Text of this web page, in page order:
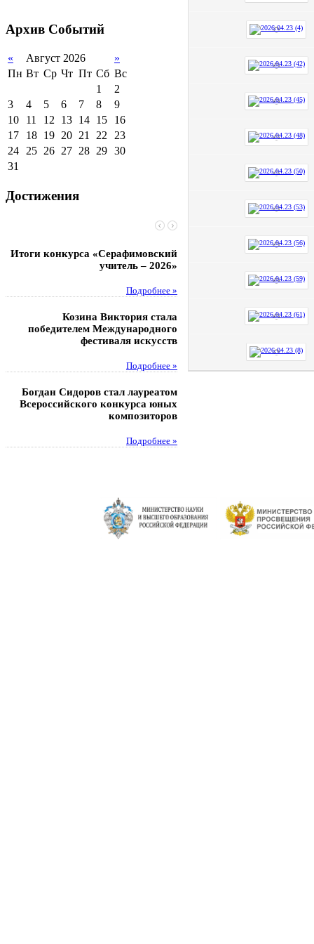
поддержки обучающихся
сотрудничество
Организация питания в
образовательной
организации
Архив Событий
« Август 2026
»
Пн Вт Ср Чт Пт Сб Вс
1
2
3
4 5 6 7 8
9
10
11 12 13 14 15
16
17
18 19 20 21 22 23
24 25 26 27 28 29 30
31
Достижения
Итоги конкурса «Серафимовский
учитель – 2026»
Подробнее »
Козина Виктория стала
победителем Международного
фестиваля искусств
Подробнее »
Богдан Сидоров стал лауреатом
Всероссийского конкурса юных
композиторов
Подробнее »
Чебаненко Глеб стал
Музафаров Пётр стал
турнира